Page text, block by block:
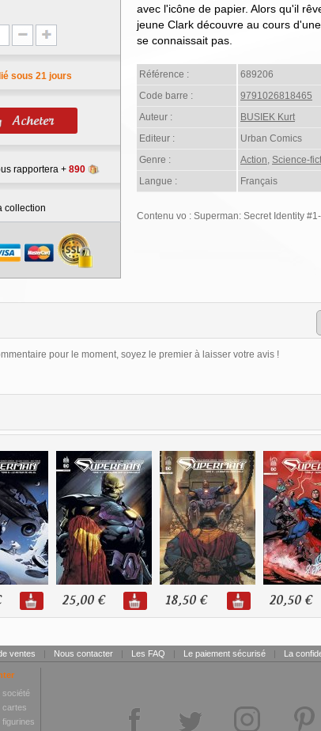
sous 21 jours
rapportera + 890
collection
avec l'icône de papier. Alors qu'il
jeune Clark découvre au cours
se connaissait pas.
Référence :
689206
Code barre :
9791026818465
Auteur :
BUSIEK Kurt
Editeur :
Urban Comics
Genre :
Action, Science-
Langue :
Français
Contenu vo : Superman: Secret Identity
pour le moment, soyez le premier à laisser votre avis !
25,00 € 18,50 € 20,50 €
ventes | Nous contacter | Les FAQ | Le paiement sécurisé | La
société
cartes